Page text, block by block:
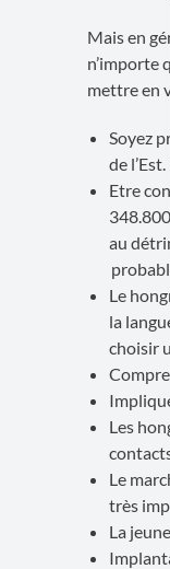
Mais en
n’importe
mettre en
Soyez
de
Etre
au
Le
la
choisir
Les
Le
très
La